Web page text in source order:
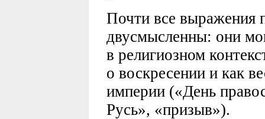
Почти все выражения
двусмысленны: они
в религиозном
о воскресении и как
империи («День
Русь», «призыв»).